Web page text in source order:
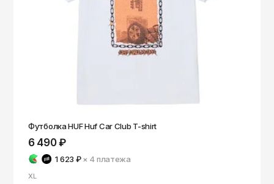
Футболка HUF Huf Car Club T-shirt
6 490 ₽
1 623 ₽ × 4платежа
XL